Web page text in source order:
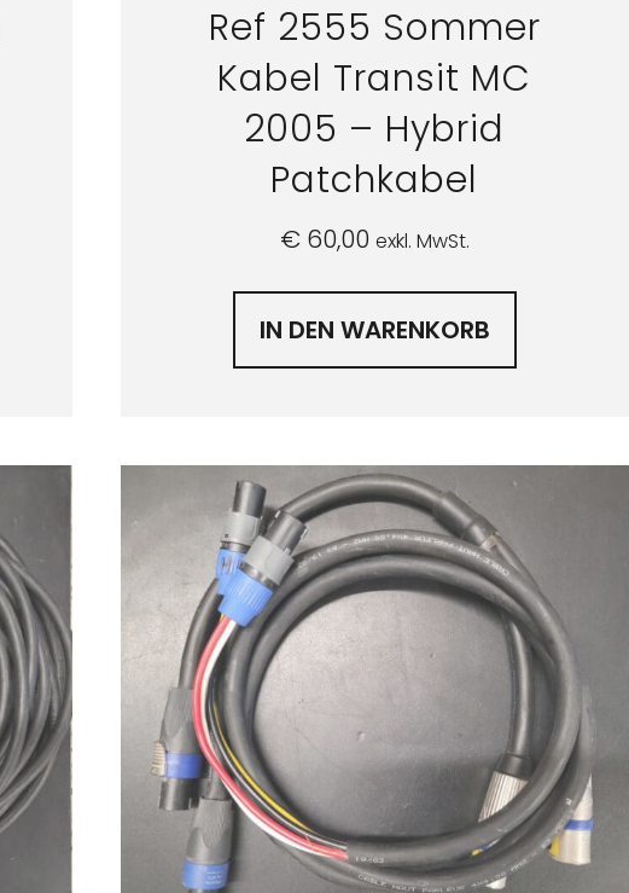
Ref 2555 Sommer
Kabel Transit MC
2005 – Hybrid
Patchkabel
€60,00 exkl. MwSt.
IN DEN WARENKORB